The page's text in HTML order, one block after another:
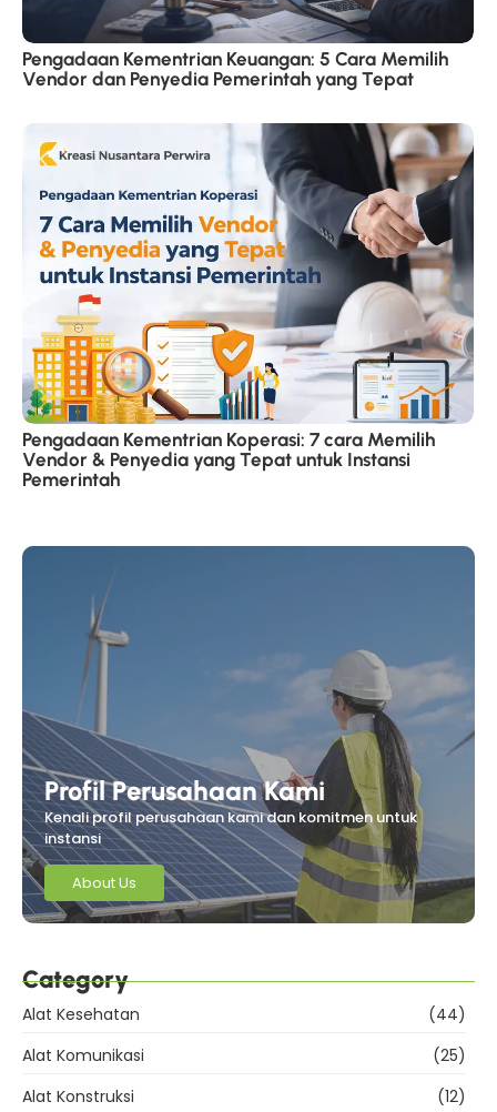
Pengadaan Kementrian Keuangan: 5 Cara Memilih
Vendor dan Penyedia Pemerintah yang Tepat
Pengadaan Kementrian Koperasi: 7 cara Memilih
Vendor & Penyedia yang Tepat untuk Instansi
Pemerintah
Profil Perusahaan Kami
Kenali profil perusahaan kami dan komitmen untuk
instansi
About Us
Category
Alat Kesehatan
(44)
Alat Komunikasi
(25)
Alat Konstruksi
(12)